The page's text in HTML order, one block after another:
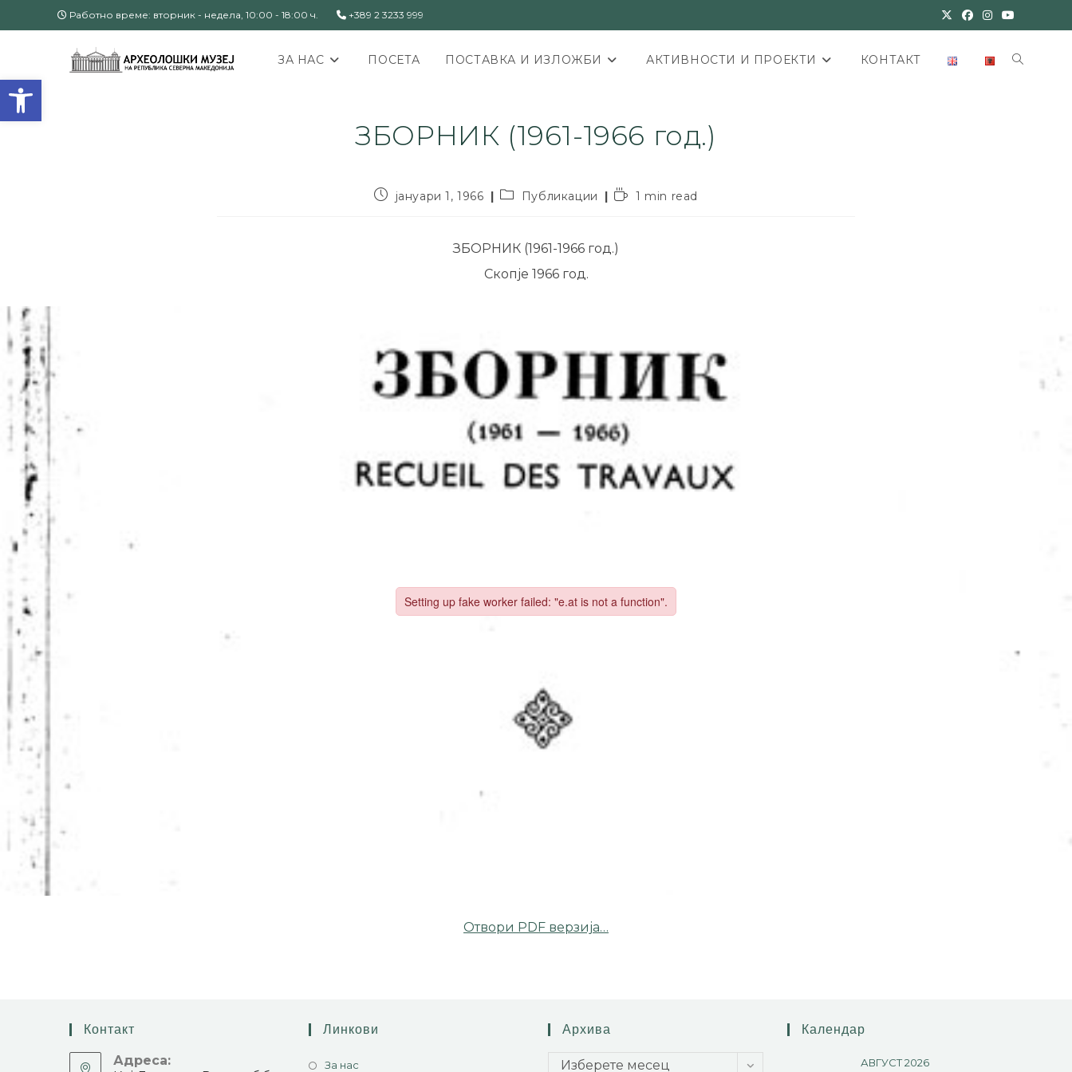
Open toolbar
Работно време: вторник - недела, 10:00 - 18:00 ч. +389 2 3233 999
ЗА НАС ПОСЕТА ПОСТАВКА И ИЗЛОЖБИ АКТИВНОСТИ И ПРОЕКТИ КОНТАКТ
ЗБОРНИК (1961-1966 год.)
јануари 1, 1966 Публикации 1 min read
ЗБОРНИК (1961-1966 год.)
Скопје 1966 год.
Отвори PDF верзија…
Контакт
Адреса:
Линкови
За нас
Архива
Изберете месец
Календар
АВГУСТ 2026